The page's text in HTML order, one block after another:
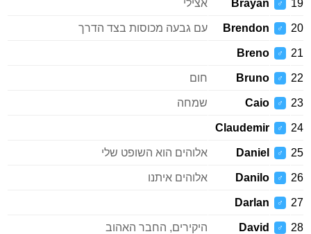
19
♂
Brayan אצילי
20
♂
Brendon עם גבעה מכוסות בצד הדרך
21
♂
Breno
22
♂
Bruno חום
23
♂
Caio שמחה
24
♂
Claudemir
25
♂
Daniel אלוהים הוא השופט שלי
26
♂
Danilo אלוהים איתנו
27
♂
Darlan
28
♂
David היקירים, החבר האהוב